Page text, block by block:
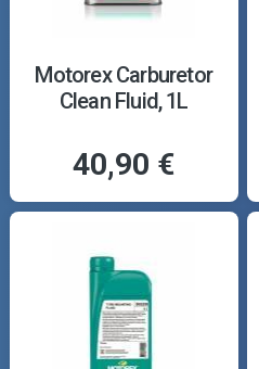
Motorex Carburetor
Clean Fluid, 1L
40,90 €